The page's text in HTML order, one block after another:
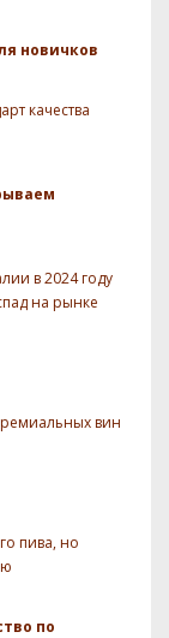
новичков
качества
в 2024 году
на рынке
вин
пива, но
по